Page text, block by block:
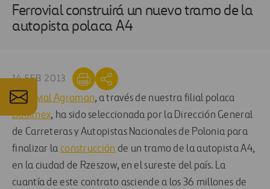
Ferrovial construirá un nuevo tramo de la
autopista polaca A4
14 FEB 2013
Ferrovial Agroman, a través de nuestra filial polaca
Budimex, ha sido seleccionada por la Dirección General
de Carreteras y Autopistas Nacionales de Polonia para
finalizar la construcción de un tramo de la autopista A4,
en la ciudad de Rzeszow, en el sureste del país. La
cuantía de este contrato asciende a los 36 millones de